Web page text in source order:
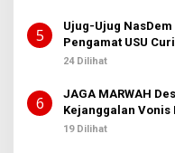
5
Ujug-Ujug
Pengamat USU
24 Dilihat
6
JAGA MARWAH
Kejanggalan Vonis
19 Dilihat